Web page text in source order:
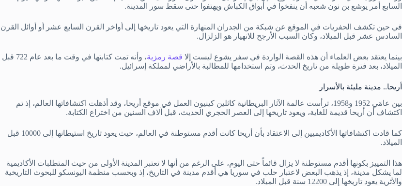
السابع أمر يوشع بن نون شعبه أن ينفخوا في أبواق الكباش ويهتفوا حتى سقط سور المدينة.
في حين تكشف الحفريات في الموقع عن شبكة من الجدران المنهارة التي يعود تاريخها إلى أواخر القرن السابع عشر أو أوائل القرن
السادس عشر قبل الميلاد، وكان السبب الأرجح للانهيار هو الزلزال.
بينما يعتقد بعض العلماء أن هذه القصة الواردة في سفر يشوع ليست إلا قصة رمزية
، وأنه تمت كتابتها في وقت ما بعد عام 722 قبل
الميلاد، بعد فترة طويلة من تاريخ الحدث، وتم استخدامها للمطالبة بالأراضي لمملكة إسرائيل.
أريحا.. مدينة مليئة بالأسرار
بين عامَي 1952 و1958، ترأست عالمة الآثار البريطانية كاثلين كينيون العمل في موقع أريحا، وقد أذهلت اكتشافاتها العالم، إذ تم
اكتشاف أن أريحا قديمة للغاية، ويعود تاريخها إلى العصر الحجري الحديث، قبل آلاف السنين من اختراع الكتابة.
كما قادت اكتشافاتها الأكاديميين إلى الاعتقاد بأن أريحا كانت أقدم مستوطنة في العالم، حيث يعود تاريخ استيطانها إلى 10000 قبل
الميلاد.
هذا التمييز بكونها أقدم مستوطنة لا يزال قائماً حتى اليوم، على الرغم من أنها لا تعتبر المدينة الأولى من حيث المتطلبات الأكاديمية
لما يشكل مدينة، إذ يذهب البعض لاعتبار حلب في سوريا هي أقدم مدينة في التاريخ، إذ وبحسب منظمة اليونسكو للبحوث التاريخية
والأثرية يعود تاريخها إلى 12200 سنة قبل الميلاد.